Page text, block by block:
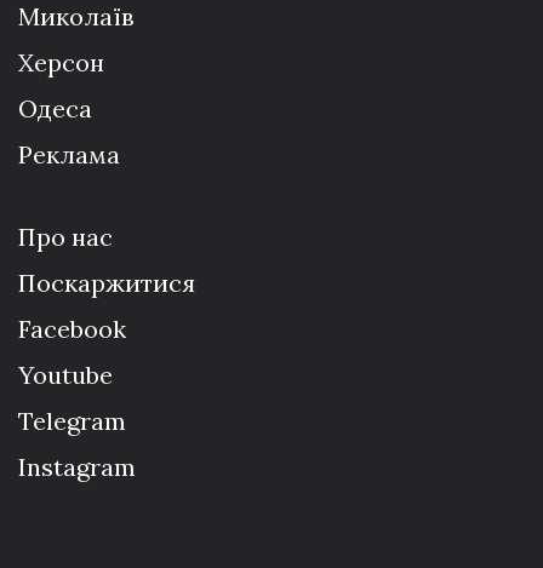
Миколаїв
Херсон
Одеса
Реклама
Про нас
Поскаржитися
Facebook
Youtube
Telegram
Instagram